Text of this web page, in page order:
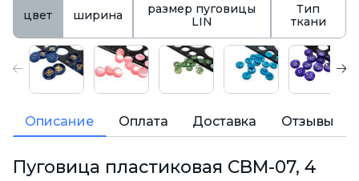
цвет ширина
размер пуговицы
LIN
Тип
ткани
Описание Оплата Доставка Отзывы
Пуговица пластиковая CBM-07, 4